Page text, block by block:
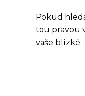
Pokud
tou pravou
vaše blízké.